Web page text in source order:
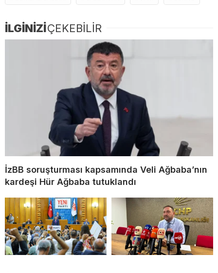
İLGİNİZİÇEKEBİLİR
İzBB soruşturması kapsamında Veli Ağbaba’nın
kardeşi Hür Ağbaba tutuklandı